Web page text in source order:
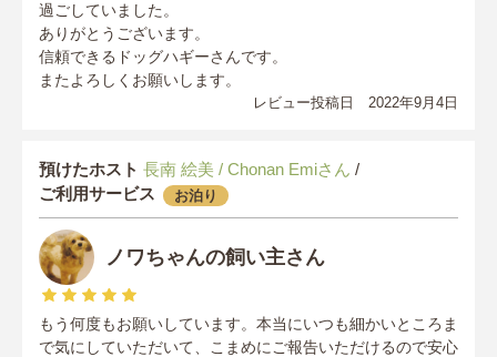
過ごしていました。
ありがとうございます。
信頼できるドッグハギーさんです。
またよろしくお願いします。
レビュー投稿日 2022年9月4日
預けたホスト 長南 絵美 / Chonan Emiさん /
ご利用サービス
お泊り
ノワちゃんの飼い主さん
もう何度もお願いしています。本当にいつも細かいところま
で気にしていただいて、こまめにご報告いただけるので安心